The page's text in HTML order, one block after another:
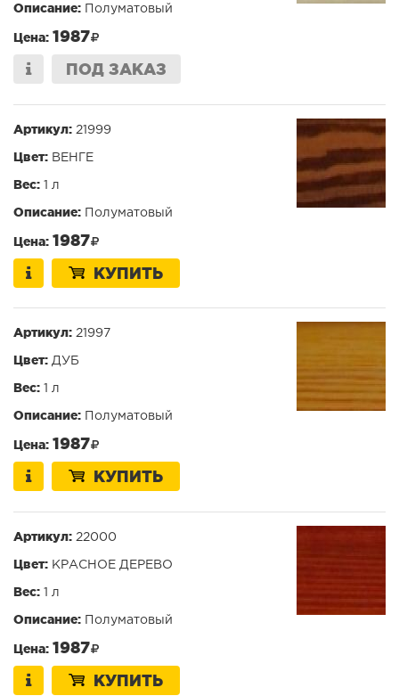
Описание: Полуматовый
Цена: 1987
ПОД ЗАКАЗ
Артикул: 21999
Цвет: ВЕНГЕ
Вес: 1 л
Описание: Полуматовый
Цена: 1987
КУПИТЬ
Артикул: 21997
Цвет: ДУБ
Вес: 1 л
Описание: Полуматовый
Цена: 1987
КУПИТЬ
Артикул: 22000
Цвет: КРАСНОЕ ДЕРЕВО
Вес: 1 л
Описание: Полуматовый
Цена: 1987
КУПИТЬ